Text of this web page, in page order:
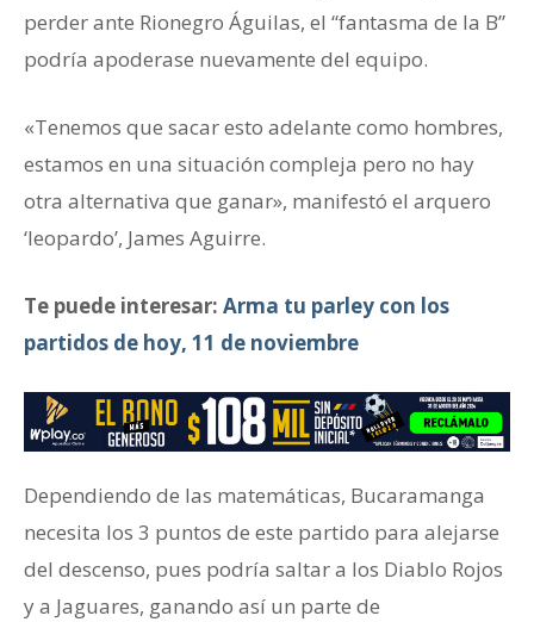
perder ante Rionegro Águilas, el “fantasma de la B”
podría apoderase nuevamente del equipo.
«Tenemos que sacar esto adelante como hombres,
estamos en una situación compleja pero no hay
otra alternativa que ganar», manifestó el arquero
‘leopardo’, James Aguirre.
Te puede interesar: Arma tu parley con los
partidos de hoy, 11 de noviembre
Dependiendo de las matemáticas, Bucaramanga
necesita los 3 puntos de este partido para alejarse
del descenso, pues podría saltar a los Diablo Rojos
y a Jaguares, ganando así un parte de